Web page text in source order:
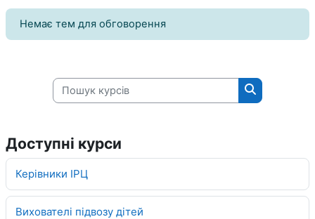
Немає тем для обговорення
Пошук курсів
Пошук
Доступні курси
Керівники ІРЦ
Вихователі підвозу дітей